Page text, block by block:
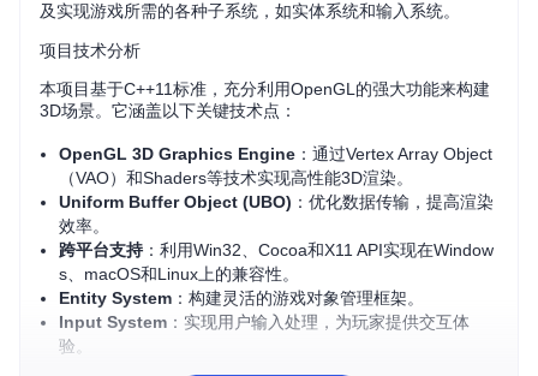
及实现游戏所需的各种子系统，如实体系统和输入系统。
项目技术分析
本项目基于C++11标准，充分利用OpenGL的强大功能来构建
3D场景。它涵盖以下关键技术点：
OpenGL 3D Graphics Engine ：通过Vertex Array Object
（VAO）和Shaders等技术实现高性能3D渲染。
Uniform Buffer Object (UBO) ：优化数据传输，提高渲染
效率。
跨平台支持 ：利用Win32、Cocoa和X11 API实现在Window
s、macOS和Linux上的兼容性。
Entity System ：构建灵活的游戏对象管理框架。
Input System ：实现用户输入处理，为玩家提供交互体
验。